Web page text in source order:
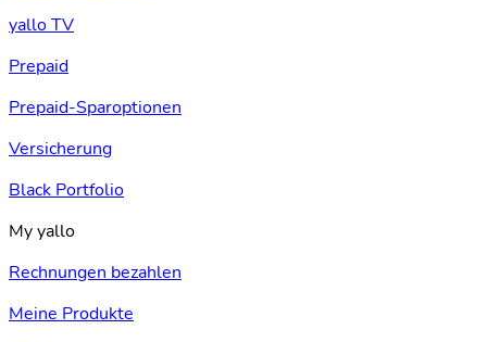
yallo TV
Prepaid
Prepaid-Sparoptionen
Versicherung
Black Portfolio
My yallo
Rechnungen bezahlen
Meine Produkte